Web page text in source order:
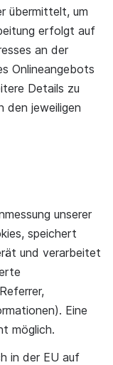
übermittelt, um
erfolgt auf
an der
Onlineangebots
Details zu
den jeweiligen
unserer
speichert
und verarbeitet
Eine
möglich.
in der EU auf